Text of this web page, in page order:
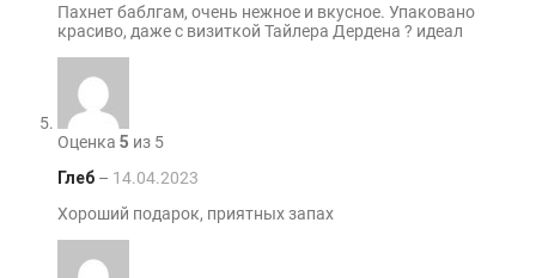
Пахнет баблгам, очень нежное и вкусное. Упаковано
красиво, даже с визиткой Тайлера Дердена ? идеал
Оценка 5 из 5
Глеб – 14.04.2023
Хороший подарок, приятных запах